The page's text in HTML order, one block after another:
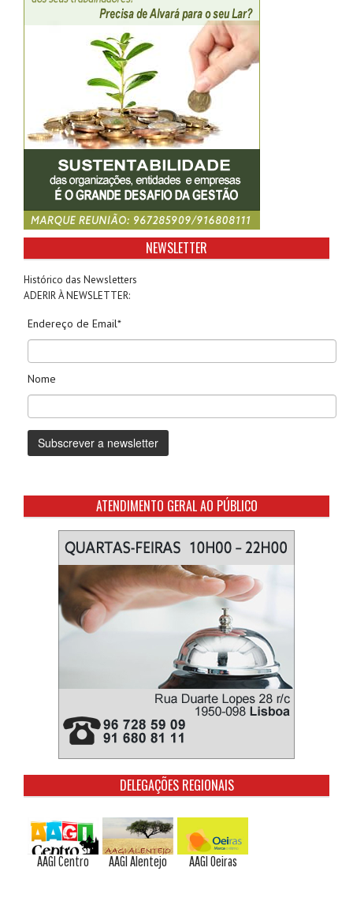
NEWSLETTER
Histórico das Newsletters
ADERIR À NEWSLETTER:
Endereço de Email*
Nome
ATENDIMENTO GERAL AO PÚBLICO
DELEGAÇÕES REGIONAIS
AAGI Centro AAGI Alentejo AAGI Oeiras